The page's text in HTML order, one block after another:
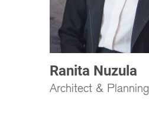
Ranita Nuzula
Architect & Planning